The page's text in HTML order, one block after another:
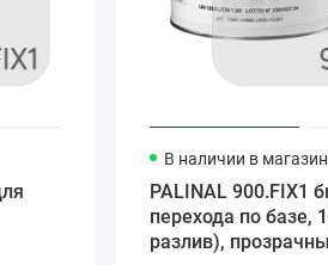
В наличии в
PALINAL 900.FIX1
перехода по базе,
разлив),